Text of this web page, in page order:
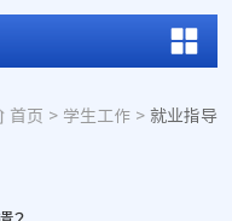
首页 > 学生工作 > 就业指导